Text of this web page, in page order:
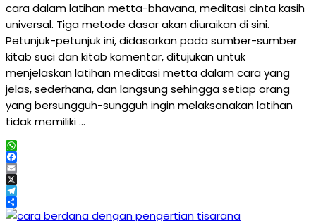
cara dalam latihan metta-bhavana, meditasi cinta kasih
universal. Tiga metode dasar akan diuraikan di sini.
Petunjuk-petunjuk ini, didasarkan pada sumber-sumber
kitab suci dan kitab komentar, ditujukan untuk
menjelaskan latihan meditasi metta dalam cara yang
jelas, sederhana, dan langsung sehingga setiap orang
yang bersungguh-sungguh ingin melaksanakan latihan
tidak memiliki …
WhatsApp
Facebook
Email
X
Telegram
Share